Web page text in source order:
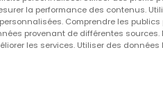
la performance des contenus.
Comprendre les
provenant de différentes sources.
les services. Utiliser des